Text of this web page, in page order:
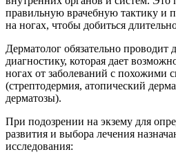
правильную врачебную тактику и
на ногах, чтобы добиться
Дерматолог обязательно
диагностику, которая дает
ногах от заболеваний с похожими
(стрептодермия, атопический
дерматозы).
При подозрении на экзему для
развития и выбора лечения
исследования: